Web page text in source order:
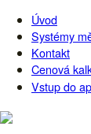
Úvod
Systémy
Kontakt
Cenová
Vstup do